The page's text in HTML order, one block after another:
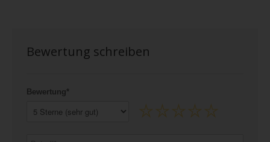
Bewertung schreiben
Bewertung*